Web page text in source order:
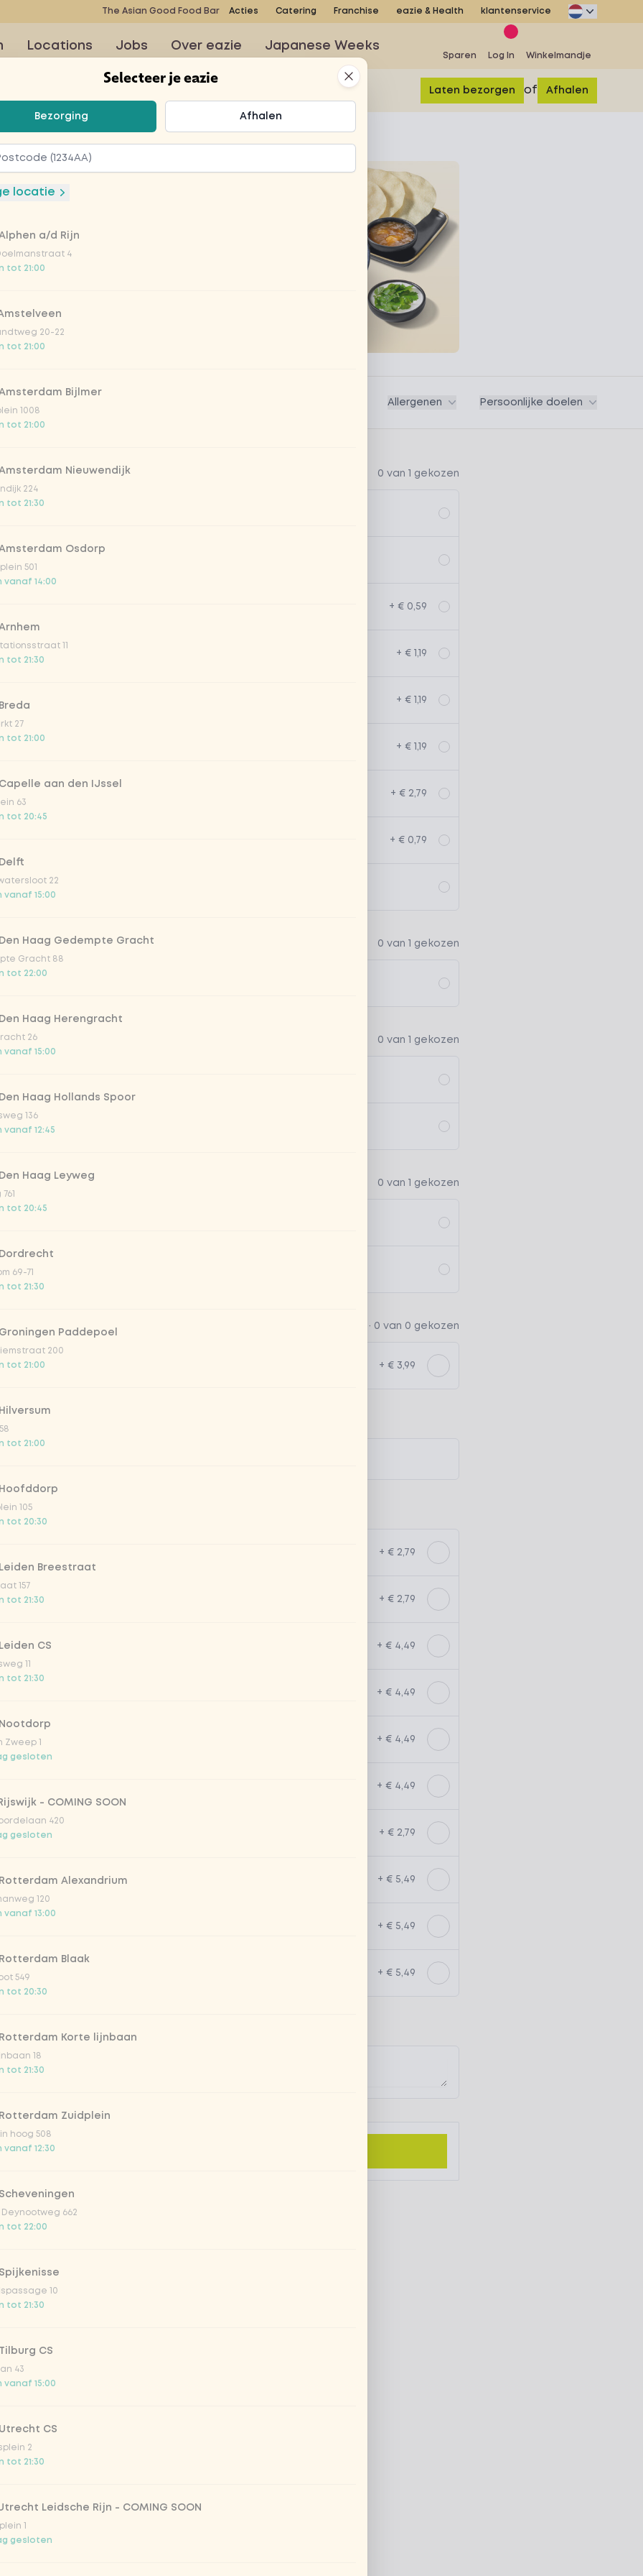
The Asian Good Food Bar Acties Catering Franchise eazie & Health klantenservice
Locations Jobs Over eazie Japanese Weeks
Sparen Log In Winkelmandje
Laten bezorgen of Afhalen
bombay
curry met babymaïs,
sperziebonen
compleet met
Allergenen Persoonlijke doelen
0 van 1 gekozen
sticky) + € 0,59
+ € 1,19
+ € 1,19
noedels + € 1,19
+ € 2,79
+ € 0,79
(80g extra groenten)
mango chutney 0 van 1 gekozen
chutney
yoghurt-koriander? 0 van 1 gekozen
koriander
yoghurt-koriander
amandel schaafsel? 0 van 1 gekozen
schaafsel
amandel schaafsel
Optioneel · 0 van 0 gekozen
+ € 3,99
drankjes
33cl + € 2,79
33cl + € 2,79
tropical lychee + € 4,49
tea + € 4,49
fruit + € 4,49
& dragon Fruit + € 4,49
zero zero 33cl + € 2,79
mango + € 5,49
+ € 5,49
+ € 5,49
Close
Selecteer je eazie
Bezorging Afhalen
locatie
a/d Rijn
4
tot 21:00
20-22
tot 21:00
Bijlmer
1008
tot 21:00
Nieuwendijk
224
tot 21:30
Osdorp
501
vanaf 14:00
11
tot 21:30
27
tot 21:00
aan den IJssel
63
tot 20:45
22
vanaf 15:00
Haag Gedempte Gracht
Gracht 88
tot 22:00
Haag Herengracht
26
vanaf 15:00
Haag Hollands Spoor
136
vanaf 12:45
Haag Leyweg
tot 20:45
69-71
tot 21:30
Paddepoel
200
tot 21:00
tot 21:00
105
tot 20:30
Breestraat
157
tot 21:30
CS
11
tot 21:30
Zweep 1
gesloten
- COMING SOON
420
gesloten
Alexandrium
120
vanaf 13:00
Blaak
549
tot 20:30
Korte lijnbaan
18
tot 21:30
Zuidplein
hoog 508
vanaf 12:30
662
tot 22:00
10
tot 21:30
CS
43
vanaf 15:00
CS
2
tot 21:30
Leidsche Rijn - COMING SOON
1
gesloten